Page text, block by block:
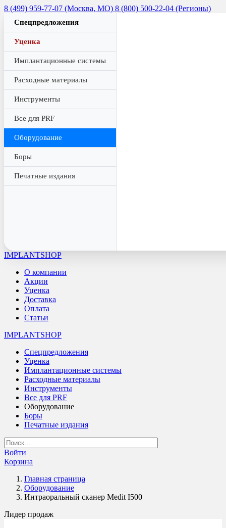
8 (499) 959-77-07 (Москва, МО) 8 (800) 500-22-04 (Регионы)
Спецпредложения
Уценка
Имплантационные системы
Расходные материалы
Инструменты
Все для PRF
Оборудование
Боры
Печатные издания
IMPLANTSHOP
О компании
Акции
Уценка
Доставка
Оплата
Статьи
IMPLANTSHOP
Спецпредложения
Уценка
Имплантационные системы
Расходные материалы
Инструменты
Все для PRF
Оборудование
Боры
Печатные издания
Войти
Корзина
Главная страница
Оборудование
Интраоральный сканер Medit I500
Лидер продаж